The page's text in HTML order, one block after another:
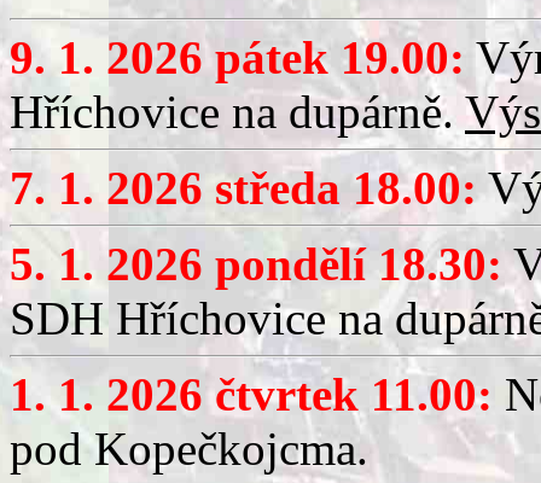
9. 1. 2026 pátek 19.00:
Hříchovice na dupárně.
7. 1. 2026 středa 18.00:
5. 1. 2026 pondělí 18.30:
SDH Hříchovice na
1. 1. 2026 čtvrtek 11.00:
pod Kopečkojcma.